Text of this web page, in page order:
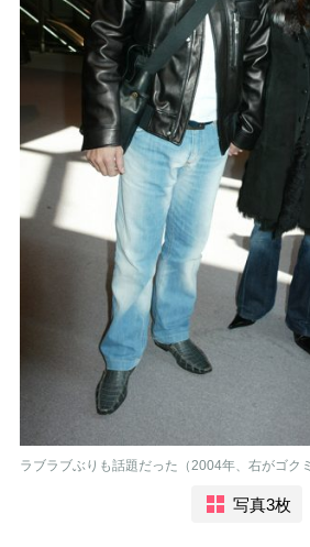
ラブラブぶりも話題だった（2004年、右がゴク
写真3枚